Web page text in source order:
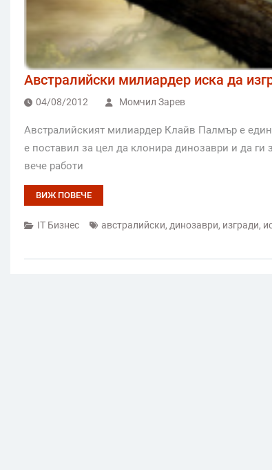
Австралийски милиардер иска да
04/08/2012 Момчил Зарев
Австралийският милиардер Клайв Палмър е
е поставил за цел да клонира динозаври и да
вече работи
ВИЖ ПОВЕЧЕ
IT Бизнес австралийски, динозаври, изгради,